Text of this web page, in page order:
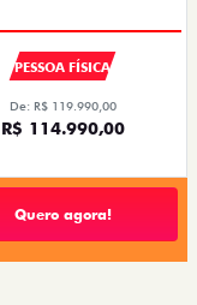
PESSOA FÍSICA
De: R$ 119.990,00
R$ 114.990,00
Quero agora!